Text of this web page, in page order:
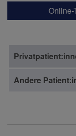
Online-
Andere